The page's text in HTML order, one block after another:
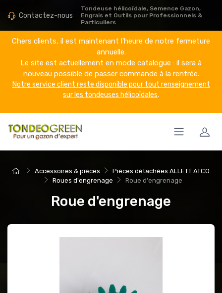
Contactez-nous
Tondeuse hélicoïdale, Semence Gazon,
Engrais et Outils pour Professionnels &
Particuliers
Chers clients, il est maintenant l'heure de notre fermeture
annuelle.
Le site est actuellement en mode catalogue : il sera à
nouveau possible de passer commande à la rentrée.
Notre service client reste disponible pour tout renseignement
sur les tondeuses hélicoïdales.
Accessoires & pièces
Pièces détachées ALLETT ATCO
Roues d'engrenage
Roue d'engrenage
Roue d'engrenage